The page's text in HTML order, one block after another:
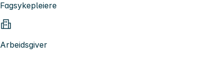
Fagsykepleiere
Arbeidsgiver